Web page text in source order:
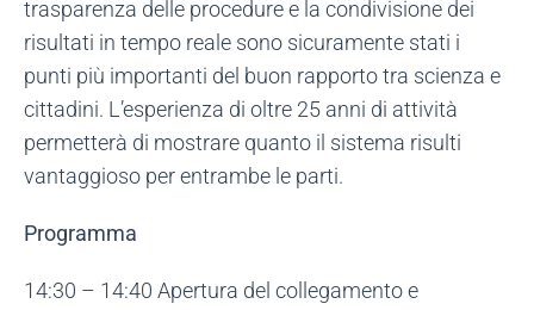
trasparenza delle procedure e la condivisione dei
risultati in tempo reale sono sicuramente stati i
punti più importanti del buon rapporto tra scienza e
cittadini. L’esperienza di oltre 25 anni di attività
permetterà di mostrare quanto il sistema risulti
vantaggioso per entrambe le parti.
Programma
14:30 – 14:40 Apertura del collegamento e